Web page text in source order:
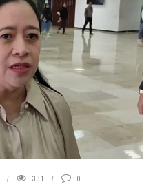
331 0